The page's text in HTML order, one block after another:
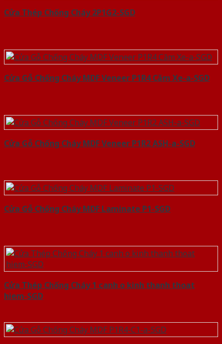
Cửa Thép Chống Cháy 2P1G2-SGD
Cửa Gỗ Chống Cháy MDF Veneer P1R4 Căm Xe-a-SGD
Cửa Gỗ Chống Cháy MDF Veneer P1R2 ASH-a-SGD
Cửa Gỗ Chống Cháy MDF Laminate P1-SGD
Cửa Thép Chống Cháy 1 canh o kinh thanh thoat
hiem-SGD